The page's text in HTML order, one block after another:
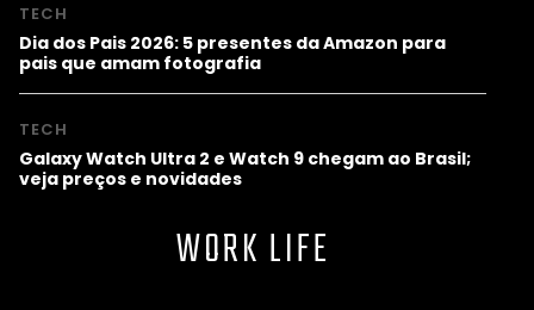
TECH
Dia dos Pais 2026: 5 presentes da Amazon para
pais que amam fotografia
TECH
Galaxy Watch Ultra 2 e Watch 9 chegam ao Brasil;
veja preços e novidades
WORK LIFE